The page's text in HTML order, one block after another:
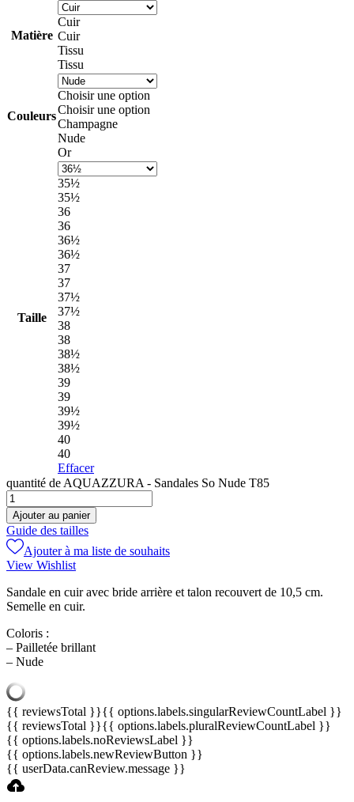
Matière
Cuir
Cuir
Tissu
Tissu
Couleurs
Choisir une option
Choisir une option
Champagne
Nude
Or
Taille
35½
35½
36
36
36½
36½
37
37
37½
37½
38
38
38½
38½
39
39
39½
39½
40
40
Effacer
quantité de AQUAZZURA - Sandales So Nude T85
Ajouter au panier
Guide des tailles
Ajouter à ma liste de souhaits
View Wishlist
Sandale en cuir avec bride arrière et talon recouvert de 10,5 cm.
Semelle en cuir.
Coloris :
– Pailletée brillant
– Nude
{{ reviewsTotal }}{{ options.labels.singularReviewCountLabel }}
{{ reviewsTotal }}{{ options.labels.pluralReviewCountLabel }}
{{ options.labels.noReviewsLabel }}
{{ options.labels.newReviewButton }}
{{ userData.canReview.message }}